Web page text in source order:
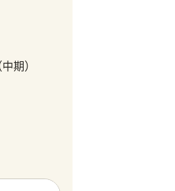
期）